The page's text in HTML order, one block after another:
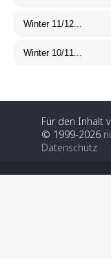
Für den Inhalt
© 1999-2026
Datenschutz